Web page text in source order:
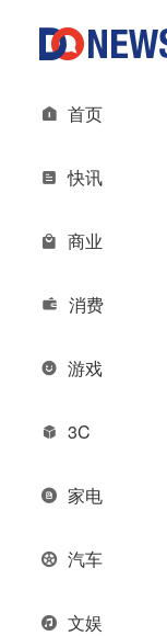
首页
快讯
商业
消费
游戏
3C
家电
汽车
文娱